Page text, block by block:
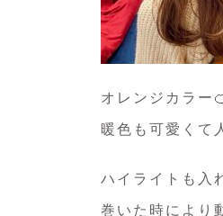
オレンジカラー
暖色も可愛くて
ハイライトも入
巻いた時により